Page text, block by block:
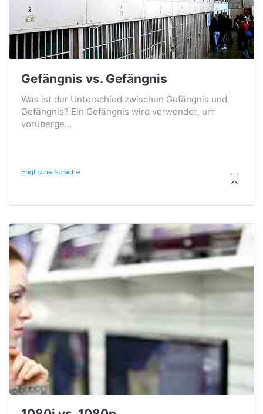
Gefängnis vs. Gefängnis
Was ist der Unterschied zwischen Gefängnis und
Gefängnis? Ein Gefängnis wird verwendet, um
vorüberge...
Englische Sprache